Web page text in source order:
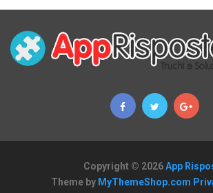
Copyright © 2026App
Theme by MyThemeShop.com